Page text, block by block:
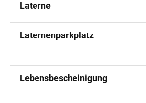
Laterne
Laternenparkplatz
Lebensbescheinigung